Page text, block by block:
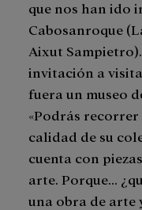
que nos han ido
Cabosanroque
Aixut
invitación a
fuera un museo
«Podrás
calidad de su
cuenta con
arte. Porque…
una obra de arte